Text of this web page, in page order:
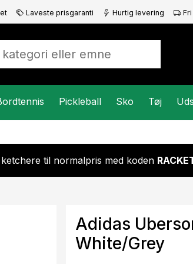
Laveste prisgaranti Hurtig levering
Pickleball Sko Tøj
til normalpris med koden
Adidas
White/Grey